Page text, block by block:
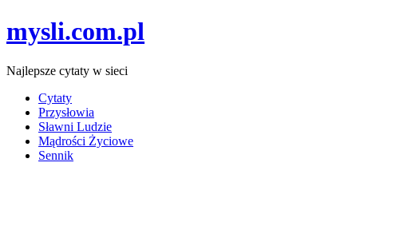
mysli.com.pl
Najlepsze cytaty w sieci
Cytaty
Przysłowia
Sławni Ludzie
Mądrości Życiowe
Sennik